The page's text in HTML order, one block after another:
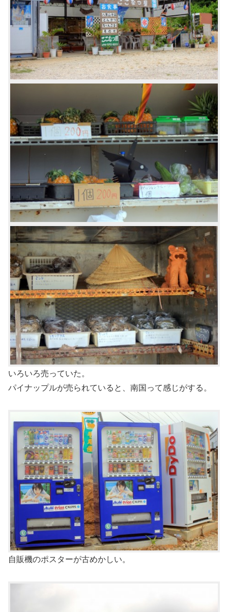
いろいろ売っていた。
パイナップルが売られていると、南国って感じがする。
自販機のポスターが古めかしい。